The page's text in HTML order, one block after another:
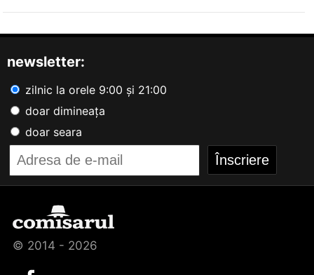
newsletter:
zilnic la orele 9:00 și 21:00
doar dimineața
doar seara
© 2014 - 2026